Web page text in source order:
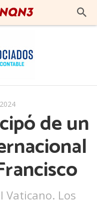
de un
Vaticano. Los